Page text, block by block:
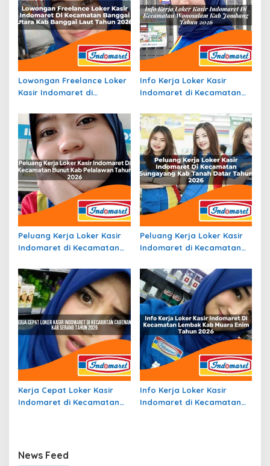
Lowongan Freelance Loker
Kasir Indomaret di
Kab. Banggai Laut Tahun
2026
Info Kerja Loker Kasir
Indomaret di Kecamatan
Tahun 2026
Peluang Kerja Loker Kasir
Indomaret di Kecamatan
Tahun 2026
Peluang Kerja Loker Kasir
Indomaret di Kecamatan
Datar Tahun 2026
Kerja Cepat Loker Kasir
Indomaret di Kecamatan
Info Kerja Loker Kasir
Indomaret di Kecamatan
News Feed